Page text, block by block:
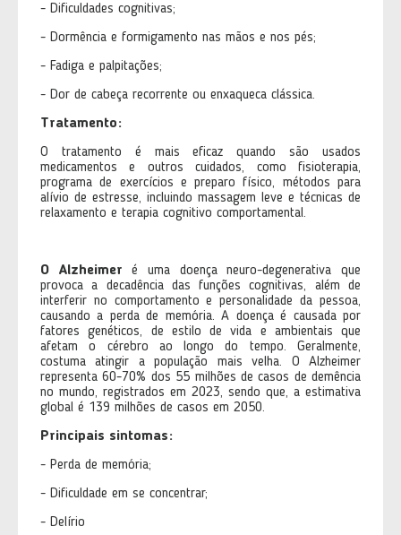
- Dificuldades cognitivas;
- Dormência e formigamento nas mãos e nos pés;
- Fadiga e palpitações;
- Dor de cabeça recorrente ou enxaqueca clássica.
Tratamento:
O tratamento é mais eficaz quando são usados
medicamentos e outros cuidados, como fisioterapia,
programa de exercícios e preparo físico, métodos para
alívio de estresse, incluindo massagem leve e técnicas de
relaxamento e terapia cognitivo comportamental.
O Alzheimer é uma doença neuro-degenerativa que
provoca a decadência das funções cognitivas, além de
interferir no comportamento e personalidade da pessoa,
causando a perda de memória. A doença é causada por
fatores genéticos, de estilo de vida e ambientais que
afetam o cérebro ao longo do tempo. Geralmente,
costuma atingir a população mais velha. O Alzheimer
representa 60-70% dos 55 milhões de casos de demência
no mundo, registrados em 2023, sendo que, a estimativa
global é 139 milhões de casos em 2050.
Principais sintomas:
- Perda de memória;
- Dificuldade em se concentrar;
- Delírio